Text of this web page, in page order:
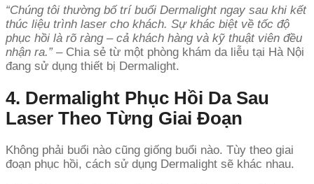
“Chúng tôi thường bố trí buổi Dermalight ngay sau khi kết
thúc liệu trình laser cho khách. Sự khác biệt về tốc độ
phục hồi là rõ ràng – cả khách hàng và kỹ thuật viên đều
nhận ra.”– Chia sẻ từ một phòng khám da liễu tại Hà Nội
đang sử dụng thiết bị Dermalight.
4. Dermalight Phục Hồi Da Sau
Laser Theo Từng Giai Đoạn
Không phải buổi nào cũng giống buổi nào. Tùy theo giai
đoạn phục hồi, cách sử dụng Dermalight sẽ khác nhau.